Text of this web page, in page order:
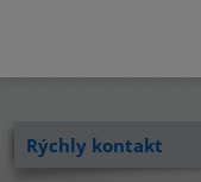
Rýchly kontakt